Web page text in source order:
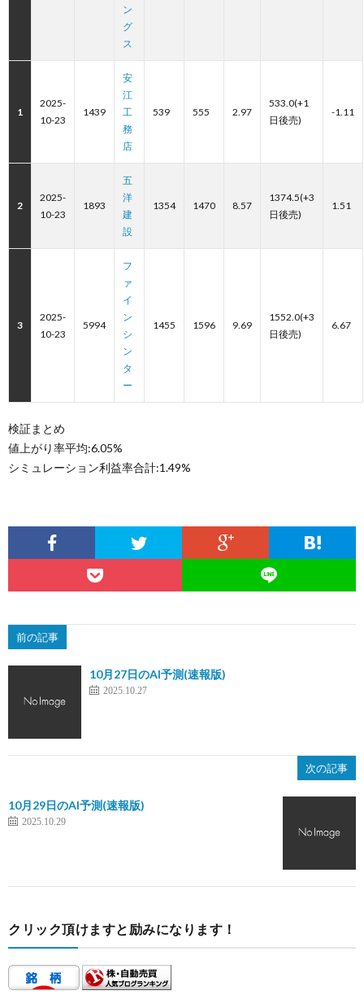
ン
グ
ス
1
2025-
10-23
1439
安
江
工
務
店
539 555 2.97
533.0(+1
日後売)
-1.11
2
2025-
10-23
1893
五
洋
建
設
1354 1470 8.57
1374.5(+3
日後売)
1.51
3
2025-
10-23
5994
フ
ァ
イ
ン
シ
ン
タ
ー
1455 1596 9.69
1552.0(+3
日後売)
6.67
検証まとめ
値上がり率平均:6.05%
シミュレーション利益率合計:1.49%
前の記事
10月27日のAI予測(速報版)
2025.10.27
次の記事
10月29日のAI予測(速報版)
2025.10.29
クリック頂けますと励みになります！